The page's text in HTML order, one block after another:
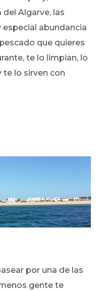
Algarve, las
especial abundancia
que quieres
te lo limpian, lo
te lo sirven con
por una de las
gente te